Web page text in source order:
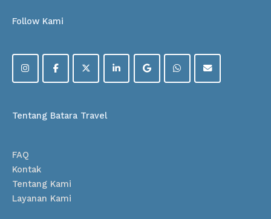
Follow Kami
Tentang Batara Travel
FAQ
Kontak
Tentang Kami
Layanan Kami